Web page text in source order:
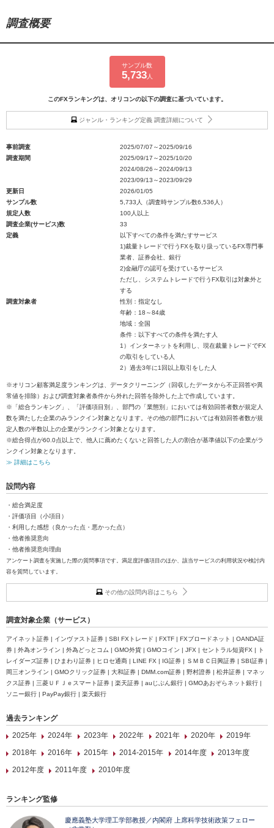
調査概要
サンプル数
5,733人
このFXランキングは、オリコンの以下の調査に基づいています。
ジャンル・ランキング定義 調査詳細について
事前調査
2025/07/07～2025/09/16
調査期間
2025/09/17～2025/10/20
2024/08/26～2024/09/13
2023/09/13～2023/09/29
更新日
2026/01/05
サンプル数
5,733人（調査時サンプル数6,536人）
規定人数
100人以上
調査企業(サービス)数
33
定義
以下すべての条件を満たすサービス
1)裁量トレードで行うFXを取り扱っているFX専門事
業者、証券会社、銀行
2)金融庁の認可を受けているサービス
ただし、システムトレードで行うFX取引は対象外と
する
調査対象者
性別：指定なし
年齢：18～84歳
地域：全国
条件：以下すべての条件を満たす人
1）インターネットを利用し、現在裁量トレードでFX
の取引をしている人
2）過去3年に1回以上取引をした人
※オリコン顧客満足度ランキングは、データクリーニング（回収したデータから不正回答や異
常値を排除）および調査対象者条件から外れた回答を除外した上で作成しています。
※「総合ランキング」、「評価項目別」、部門の「業態別」においては有効回答者数が規定人
数を満たした企業のみランクイン対象となります。その他の部門においては有効回答者数が規
定人数の半数以上の企業がランクイン対象となります。
※総合得点が60.0点以上で、他人に薦めたくないと回答した人の割合が基準値以下の企業がラ
ンクイン対象となります。
≫ 詳細はこちら
設問内容
・総合満足度
・評価項目（小項目）
・利用した感想（良かった点・悪かった点）
・他者推奨意向
・他者推奨意向理由
アンケート調査を実施した際の質問事項です。満足度評価項目のほか、該当サービスの利用状況や検討内
容を質問しています。
その他の設問内容はこちら
調査対象企業（サービス）
アイネット証券 | インヴァスト証券 | SBI FXトレード | FXTF | FXブロードネット | OANDA証
券 | 外為オンライン | 外為どっとコム | GMO外貨 | GMOコイン | JFX | セントラル短資FX | ト
レイダーズ証券 | ひまわり証券 | ヒロセ通商 | LINE FX | IG証券 | ＳＭＢＣ日興証券 | SBI証券 |
岡三オンライン | GMOクリック証券 | 大和証券 | DMM.com証券 | 野村證券 | 松井証券 | マネッ
クス証券 | 三菱ＵＦＪｅスマート証券 | 楽天証券 | auじぶん銀行 | GMOあおぞらネット銀行 |
ソニー銀行 | PayPay銀行 | 楽天銀行
過去ランキング
2025年
2024年 2023年 2022年 2021年 2020年
2019年
2018年
2016年 2015年 2014-2015年 2014年度
2013年度
2012年度
2011年度 2010年度
ランキング監修
慶應義塾大学理工学部教授／内閣府 上席科学技術政策フェロー